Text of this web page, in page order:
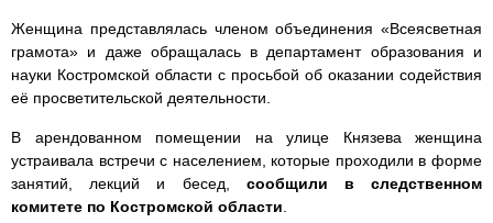
Женщина представлялась членом объединения «Всеясветная
грамота» и даже обращалась в департамент образования и
науки Костромской области с просьбой об оказании содействия
её просветительской деятельности.
В арендованном помещении на улице Князева женщина
устраивала встречи с населением, которые проходили в форме
занятий, лекций и бесед, сообщили в следственном
комитете по Костромской области.